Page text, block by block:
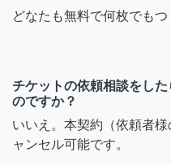
どなたも無料で何枚でもつ
チケットの依頼相談をし
のですか？
いいえ。本契約（依頼者
ャンセル可能です。